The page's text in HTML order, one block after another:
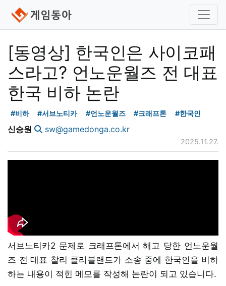
[동영상] 한국인은 사이코패
스라고? 언노운월즈 전 대표
한국 비하 논란
#비하 #서브노티카 #언노운월즈 #크래프톤 #한국인
신승원 sw@gamedonga.co.kr
2025.11.27.
서브노티카2 문제로 크래프톤에서 해고 당한 언노운월
즈 전 대표 찰리 클리블랜드가 소송 중에 한국인을 비하
하는 내용이 적힌 메모를 작성해 논란이 되고 있습니다.